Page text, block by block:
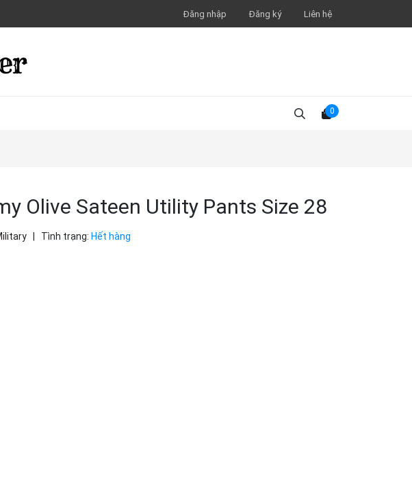
Đăng nhập Đăng ký Liên hệ
0
Olive Sateen Utility Pants Size 28
Tình trạng: Hết hàng